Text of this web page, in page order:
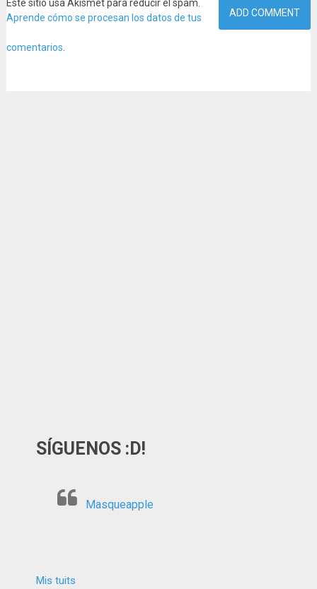
Este sitio usa Akismet para reducir el spam.
Aprende cómo se procesan los datos de tus
comentarios
SÍGUENOS :D!
Masqueapple
Mis tuits